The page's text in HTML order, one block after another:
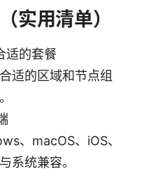
实用清单）
适的套餐
适的区域和节点组
、macOS、iOS、
系统兼容。